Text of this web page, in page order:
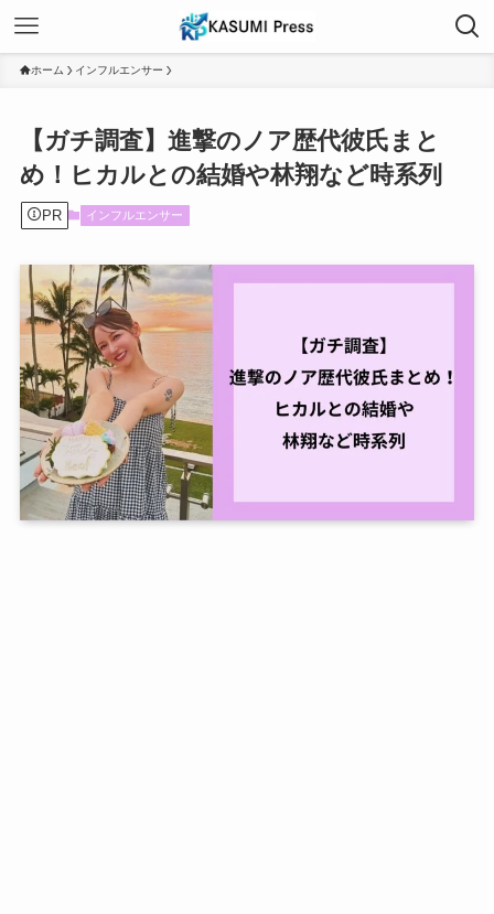
ホーム インフルエンサー
【ガチ調査】進撃のノア歴代彼氏まと
め！ヒカルとの結婚や林翔など時系列
PR インフルエンサー